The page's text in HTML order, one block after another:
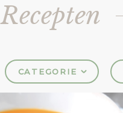
Recepten
CATEGORIE